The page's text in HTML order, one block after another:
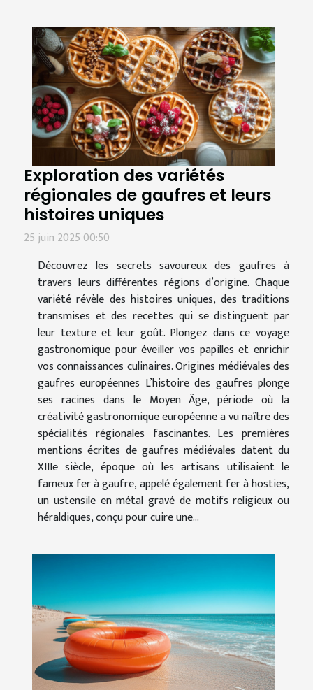
Exploration des variétés
régionales de gaufres et leurs
histoires uniques
25 juin 2025 00:50
Découvrez les secrets savoureux des gaufres à
travers leurs différentes régions d’origine. Chaque
variété révèle des histoires uniques, des traditions
transmises et des recettes qui se distinguent par
leur texture et leur goût. Plongez dans ce voyage
gastronomique pour éveiller vos papilles et enrichir
vos connaissances culinaires. Origines médiévales des
gaufres européennes L’histoire des gaufres plonge
ses racines dans le Moyen Âge, période où la
créativité gastronomique européenne a vu naître des
spécialités régionales fascinantes. Les premières
mentions écrites de gaufres médiévales datent du
XIIIe siècle, époque où les artisans utilisaient le
fameux fer à gaufre, appelé également fer à hosties,
un ustensile en métal gravé de motifs religieux ou
héraldiques, conçu pour cuire une...